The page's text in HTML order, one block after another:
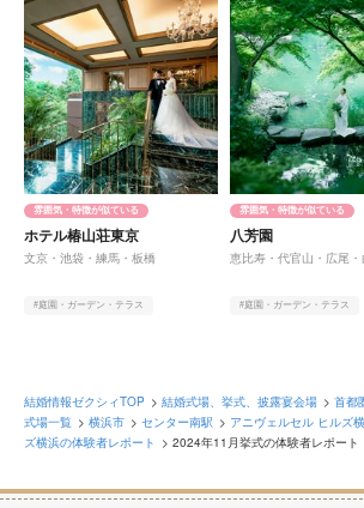
雰囲気・特徴が似ている
ホテル椿山荘東京
文京・池袋・練馬・板橋
#庭園・ガーデン・テラス
雰囲気・特徴が似ている
八芳園
恵比寿・代官山・広尾・
#庭園・ガーデン・テラス
結婚情報ゼクシィTOP 結婚式場、挙式、披露宴会場 首都
式場一覧
横浜市 センター南駅 アニヴェルセル ヒルズ
ズ横浜の体験者レポート
2024年11月挙式の体験者レポート